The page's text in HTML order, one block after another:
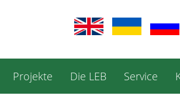
Projekte Die LEB Service